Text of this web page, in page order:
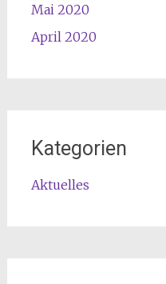
Mai 2020
April 2020
Kategorien
Aktuelles